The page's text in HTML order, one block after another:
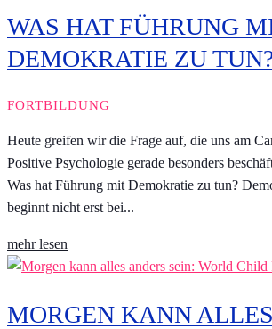
WAS HAT FÜHRUNG
DEMOKRATIE ZU
FORTBILDUNG
Heute greifen wir die Frage auf, die uns am
Positive Psychologie gerade besonders
Was hat Führung mit Demokratie zu tun?
beginnt nicht erst bei...
mehr lesen
MORGEN KANN ALLES